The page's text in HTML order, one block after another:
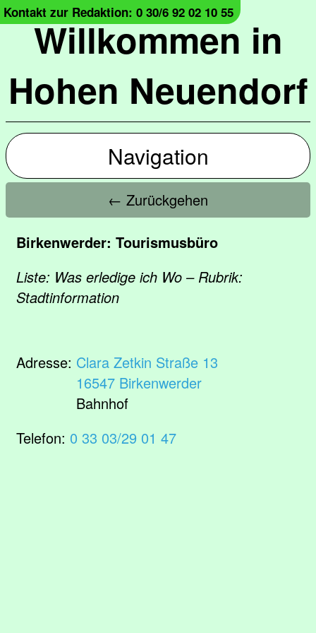
Willkommen in
Hohen Neuendorf
Kontakt zur Redaktion: 0 30/6 92 02 10 55
Navigation
← Zurückgehen
Birkenwerder: Tourismusbüro
Liste: Was erledige ich Wo – Rubrik:
Stadtinformation
Adresse: Clara Zetkin Straße 13
16547 Birkenwerder
Bahnhof
Telefon: 0 33 03/29 01 47